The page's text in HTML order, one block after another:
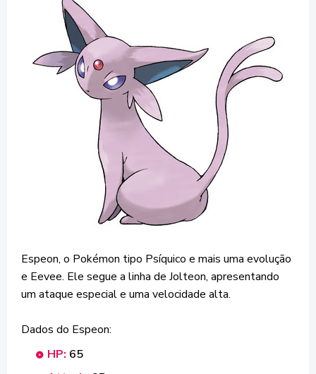
Espeon, o Pokémon tipo Psíquico e mais uma evolução
e Eevee. Ele segue a linha de Jolteon, apresentando
um ataque especial e uma velocidade alta.
Dados do Espeon:
HP: 65